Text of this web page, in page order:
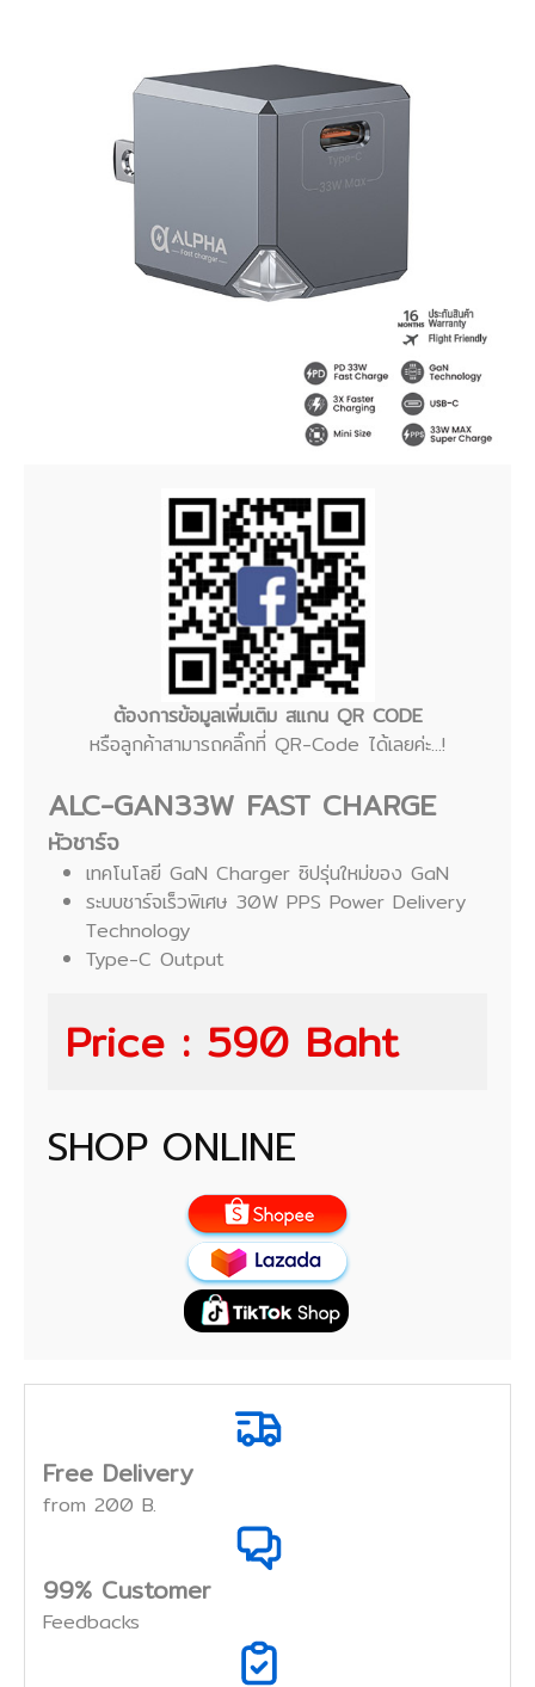
ต้องการข้อมูลเพิ่มเติม สแกน QR CODE
หรือลูกค้าสามารถคลิ๊กที่ QR-Code ได้เลยค่ะ...!
ALC-GAN33W FAST CHARGE
หัวชาร์จ
เทคโนโลยี GaN Charger ซิปรุ่นใหม่ของ GaN
ระบบชาร์จเร็วพิเศษ 30W PPS Power Delivery
Technology
Type-C Output
Price : 590 Baht
SHOP ONLINE
Free Delivery
from 200 B.
99% Customer
Feedbacks